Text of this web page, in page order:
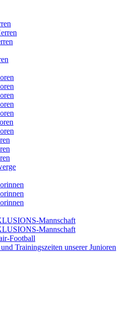
Mannschaft
Mannschaft
Football
Trainingszeiten unserer Junioren